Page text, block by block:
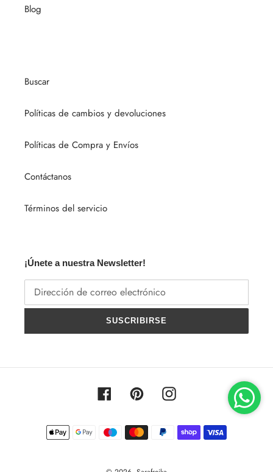
Blog
Buscar
Políticas de cambios y devoluciones
Políticas de Compra y Envíos
Contáctanos
Términos del servicio
¡Únete a nuestra Newsletter!
SUSCRIBIRSE
FacebookPinterestInstagram
Métodos
de